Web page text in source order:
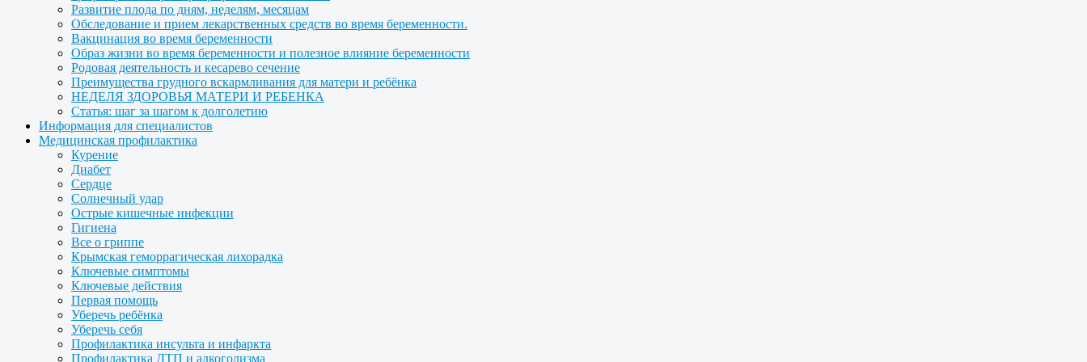
Развитие плода по дням, неделям, месяцам
Обследование и прием лекарственных средств во время беременности.
Вакцинация во время беременности
Образ жизни во время беременности и полезное влияние беременности
Родовая деятельность и кесарево сечение
Преимущества грудного вскармливания для матери и ребёнка
НЕДЕЛЯ ЗДОРОВЬЯ МАТЕРИ И РЕБЕНКА
Статья: шаг за шагом к долголетию
Информация для специалистов
Медицинская профилактика
Курение
Диабет
Сердце
Солнечный удар
Острые кишечные инфекции
Гигиена
Все о гриппе
Крымская геморрагическая лихорадка
Ключевые симптомы
Ключевые действия
Первая помощь
Уберечь ребёнка
Уберечь себя
Профилактика инсульта и инфаркта
Профилактика ДТП и алкоголизма